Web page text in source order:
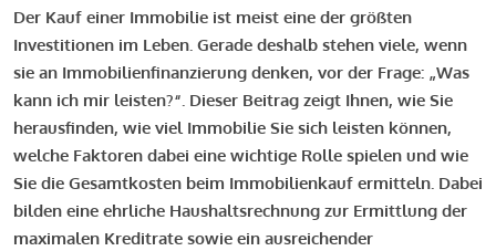
Der Kauf einer Immobilie ist meist eine der größten
Investitionen im Leben. Gerade deshalb stehen viele, wenn
sie an Immobilienfinanzierung denken, vor der Frage: „Was
kann ich mir leisten?“. Dieser Beitrag zeigt Ihnen, wie Sie
herausfinden, wie viel Immobilie Sie sich leisten können,
welche Faktoren dabei eine wichtige Rolle spielen und wie
Sie die Gesamtkosten beim Immobilienkauf ermitteln. Dabei
bilden eine ehrliche Haushaltsrechnung zur Ermittlung der
maximalen Kreditrate sowie ein ausreichender